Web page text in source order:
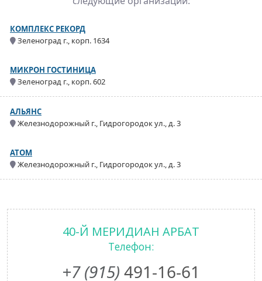
КОМПЛЕКС РЕКОРД
Зеленоград г., корп. 1634
МИКРОН ГОСТИНИЦА
Зеленоград г., корп. 602
АЛЬЯНС
Железнодорожный г., Гидрогородок ул., д. 3
АТОМ
Железнодорожный г., Гидрогородок ул., д. 3
40-Й МЕРИДИАН АРБАТ
Телефон:
+7 (915) 491-16-61